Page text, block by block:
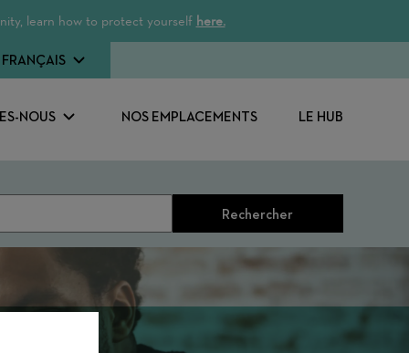
learn how to protect yourself here.
NOUS NOS EMPLACEMENTS LE HUB
FRANÇAIS
Rechercher